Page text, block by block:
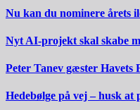
Nu kan du nominere årets
Nyt AI-projekt skal skabe
Peter Tanev gæster Havets
Hedebølge på vej – husk at